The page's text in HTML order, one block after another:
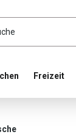
online
Freizeit